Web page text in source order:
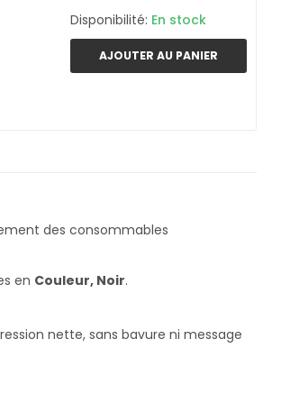
Disponibilité: En stock
AJOUTER AU PANIER
des consommables
en Couleur, Noir.
nette, sans bavure ni message